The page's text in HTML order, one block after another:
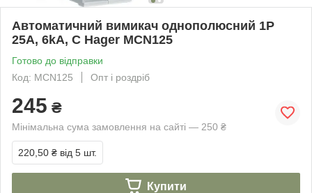
Автоматичний вимикач однополюсний 1P
25A, 6kA, C Hager MCN125
Готово до відправки
Код: MCN125
Опт і роздріб
245 ₴
Мінімальна сума замовлення на сайті — 250 ₴
220,50 ₴ від 5 шт.
Купити